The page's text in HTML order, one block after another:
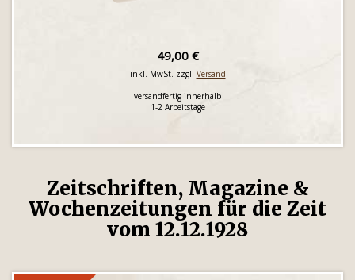
49,00 €
inkl. MwSt. zzgl. Versand
versandfertig innerhalb
1-2 Arbeitstage
Zeitschriften, Magazine &
Wochenzeitungen für die Zeit
vom 12.12.1928